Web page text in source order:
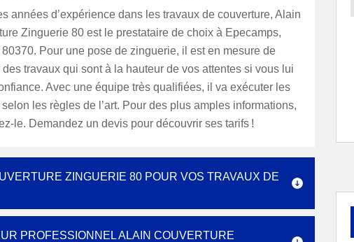
années d’expérience dans les travaux de couverture, Alain
Zinguerie 80 est le prestataire de choix à Epecamps,
Pour une pose de zinguerie, il est en mesure de
des travaux qui sont à la hauteur de vos attentes si vous lui
Avec une équipe très qualifiées, il va exécuter les
les règles de l’art. Pour des plus amples informations,
le. Demandez un devis pour découvrir ses tarifs !
ZINGUERIE 80 POUR VOS TRAVAUX DE
PROFESSIONNEL ALAIN COUVERTURE